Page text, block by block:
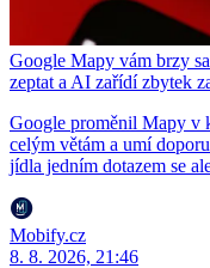
Google Mapy vám brzy
zeptat a AI zařídí zbytek
Google proměnil Mapy v
celým větám a umí
jídla jedním dotazem se
Mobify.cz
8. 8. 2026, 21:46